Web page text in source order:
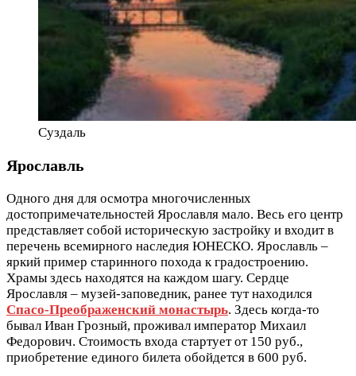
Суздаль
Ярославль
Одного дня для осмотра многочисленных
достопримечательностей Ярославля мало. Весь его центр
представляет собой историческую застройку и входит в
перечень всемирного наследия ЮНЕСКО. Ярославль –
яркий пример старинного похода к градостроению.
Храмы здесь находятся на каждом шагу. Сердце
Ярославля – музей-заповедник, ранее тут находился
Спасо-Преображенский монастырь. Здесь когда-то
бывал Иван Грозный, проживал император Михаил
Федорович. Стоимость входа стартует от 150 руб.,
приобретение единого билета обойдется в 600 руб.